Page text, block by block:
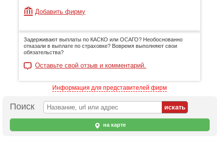
Добавить фирму
Задерживают выплаты по КАСКО или ОСАГО? Необоснованно
отказали в выплате по страховке? Вовремя выполняют свои
обязательства?
Оставьте свой отзыв и комментарий.
Информация для представителей фирм
Поиск
на карте